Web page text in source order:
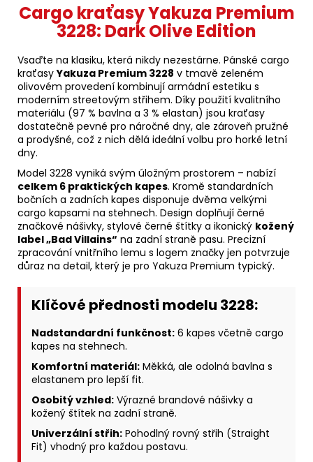
Cargo kraťasy Yakuza Premium
3228: Dark Olive Edition
Vsaďte na klasiku, která nikdy nezestárne. Pánské cargo
kraťasyYakuza Premium 3228 v tmavě zeleném
olivovém provedení kombinují armádní estetiku s
moderním streetovým střihem. Díky použití kvalitního
materiálu (97 % bavlna a 3 % elastan) jsou kraťasy
dostatečně pevné pro náročné dny, ale zároveň pružné
a prodyšné, což z nich dělá ideální volbu pro horké letní
dny.
Model 3228 vyniká svým úložným prostorem – nabízí
celkem 6 praktických kapes. Kromě standardních
bočních a zadních kapes disponuje dvěma velkými
cargo kapsami na stehnech. Design doplňují černé
značkové nášivky, stylové černé štítky a ikonický kožený
label „Bad Villains“ na zadní straně pasu. Precizní
zpracování vnitřního lemu s logem značky jen potvrzuje
důraz na detail, který je pro Yakuza Premium typický.
Klíčové přednosti modelu 3228:
Nadstandardní funkčnost: 6 kapes včetně cargo
kapes na stehnech.
Komfortní materiál: Měkká, ale odolná bavlna s
elastanem pro lepší fit.
Osobitý vzhled: Výrazné brandové nášivky a
kožený štítek na zadní straně.
Univerzální střih: Pohodlný rovný střih (Straight
Fit) vhodný pro každou postavu.